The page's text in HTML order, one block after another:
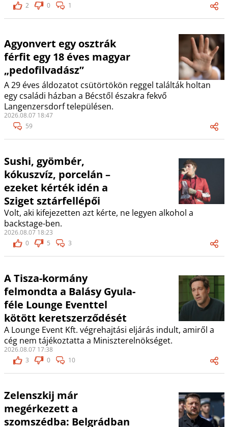
2
0 1
Agyonvert egy osztrák
férfit egy 18 éves magyar
„pedofilvadász”
A 29 éves áldozatot csütörtökön reggel találták holtan
egy családi házban a Bécstől északra fekvő
Langenzersdorf településen.
2026.08.07 18:47
59
Sushi, gyömbér,
kókuszvíz, porcelán –
ezeket kérték idén a
Sziget sztárfellépői
Volt, aki kifejezetten azt kérte, ne legyen alkohol a
backstage-ben.
2026.08.07 18:23
0
5 3
A Tisza-kormány
felmondta a Balásy Gyula-
féle Lounge Eventtel
kötött keretszerződését
A Lounge Event Kft. végrehajtási eljárás indult, amiről a
cég nem tájékoztatta a Miniszterelnökséget.
2026.08.07 17:38
3
0 10
Zelenszkij már
megérkezett a
szomszédba: Belgrádban